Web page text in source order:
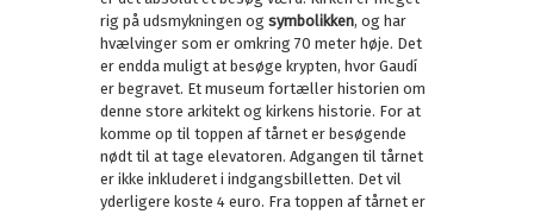
rig på udsmykningen og symbolikken, og har
hvælvinger som er omkring 70 meter høje. Det
er endda muligt at besøge krypten, hvor Gaudí
er begravet. Et museum fortæller historien om
denne store arkitekt og kirkens historie. For at
komme op til toppen af tårnet er besøgende
nødt til at tage elevatoren. Adgangen til tårnet
er ikke inkluderet i indgangsbilletten. Det vil
yderligere koste 4 euro. Fra toppen af tårnet er